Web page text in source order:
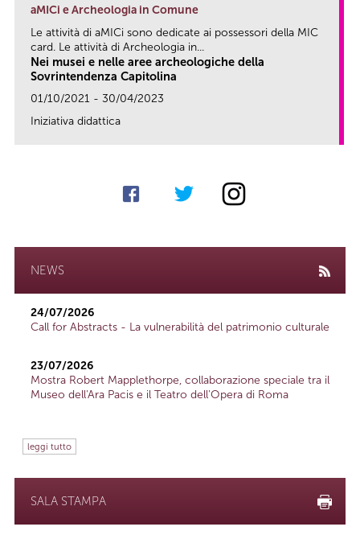
aMICi e Archeologia in Comune
Le attività di aMICi sono dedicate ai possessori della MIC
card. Le attività di Archeologia in...
Nei musei e nelle aree archeologiche della
Sovrintendenza Capitolina
01/10/2021 - 30/04/2023
Iniziativa didattica
NEWS
24/07/2026
Call for Abstracts - La vulnerabilità del patrimonio culturale
23/07/2026
Mostra Robert Mapplethorpe, collaborazione speciale tra il
Museo dell'Ara Pacis e il Teatro dell'Opera di Roma
leggi tutto
SALA STAMPA